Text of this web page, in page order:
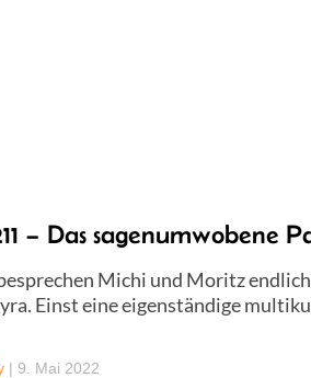
– Das sagenumwobene
Michi und Moritz
Einst eine eigenständige
| 9. Mai 2022